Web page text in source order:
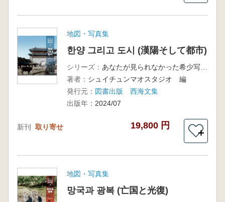
地図・写真集
한양 그리고 도시 (漢陽そして都市)
シリーズ：
著者： シュイチュンマオスタジオ 編
発行元： 図書出版 西海文集
出版年： 2024/07
新刊 取り寄せ 19,800 円
＋
地図・写真集
망국과 광복 (亡国と光復)